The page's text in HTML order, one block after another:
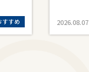
すすめ 2026.08.07